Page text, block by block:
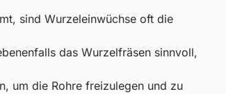
sind Wurzeleinwüchse oft die
das Wurzelfräsen sinnvoll,
um die Rohre freizulegen und zu